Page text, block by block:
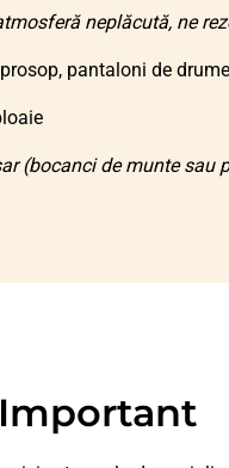
neplăcută, ne
pantaloni de
(bocanci de munte sau
Important